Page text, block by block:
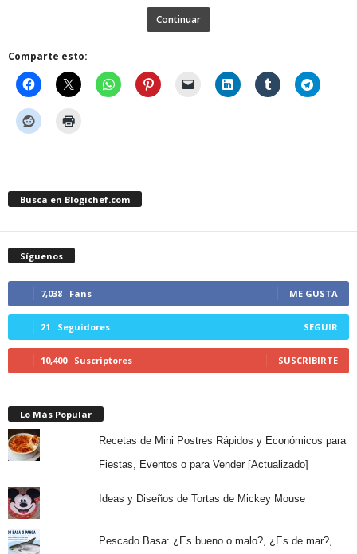
Continuar
Comparte esto:
Busca en Blogichef.com
Síguenos
7,038 Fans ME GUSTA
21 Seguidores SEGUIR
10,400 Suscriptores SUSCRIBIRTE
Lo Más Popular
Recetas de Mini Postres Rápidos y Económicos para
Fiestas, Eventos o para Vender [Actualizado]
Ideas y Diseños de Tortas de Mickey Mouse
Pescado Basa: ¿Es bueno o malo?, ¿Es de mar?,